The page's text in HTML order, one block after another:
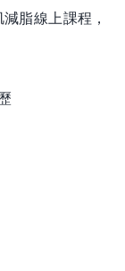
脂線上課程，